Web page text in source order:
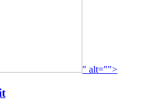
" alt="">